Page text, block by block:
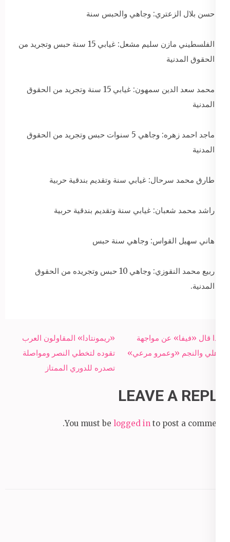
حسن بلال الزعتري: وجاهي والحبس سنة
الفلسطيني مازن سليم مشعل: غيابي 15 سنة حبس وتجريد من
الحقوق المدنية
محمد سعد الدين سمهون: غيابي 15 سنة وتجريد من الحقوق
المدنية
ماجد احمد زهره: وجاهي 5 سنوات حبس وتجريد من الحقوق
المدنية
طارق محمد سرحال: غيابي سنة وتقديم بندقية حربية
راشد محمد شعبان: غيابي سنة وتقديم بندقية حربية
هاني سهيل القواس: وجاهي سنة حبس
ربيع محمد النقوزي: وجاهي 10 حبس وتجريده من الحقوق
المدنية.
Post
navigation
«ريمونتادا» المقاولون العرب
تقوده لتخطي النصر ومواصلة
تصدره للدوري الممتاز
ماذا قال «فيفا» عن مواجهة
الأهلي والنجم «وعمرو مرعي»
LEAVE A REPLY
You must be logged in to post a comment.